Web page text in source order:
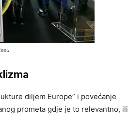
diljem Europe” i povećanje
prometa gdje je to relevantno, ili